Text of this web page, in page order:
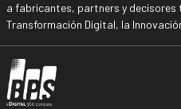
a fabricantes, partners y decisores
Transformación Digital, la